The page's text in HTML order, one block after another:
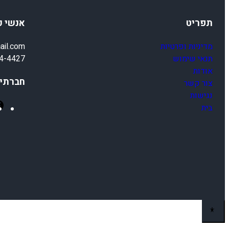
תפריט
מדיניות ופרטיות
תנאי שימוש
אודות
צור קשר
נגישות
בית
אנשי
4427